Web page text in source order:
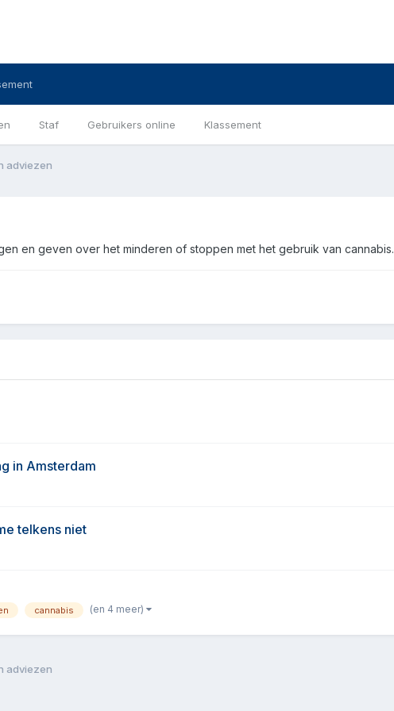
Staf Gebruikers online Klassement
adviezen
en geven over het minderen of stoppen met het gebruik van cannabis.
in Amsterdam
telkens niet
cannabis (en 4 meer)
adviezen